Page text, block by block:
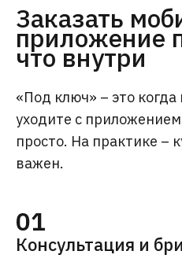
Заказать
приложение
что внутри
«Под ключ» – это
уходите с
просто. На практике –
важен.
01
Консультация и